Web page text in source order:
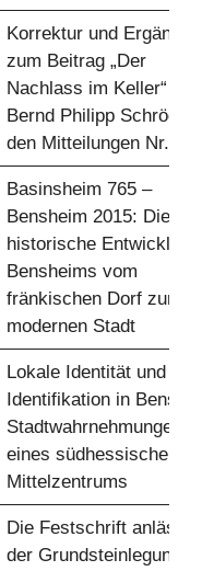
Korrektur und
zum Beitrag „Der
Nachlass im Keller“ von
Bernd Philipp Schröder
den Mitteilungen Nr.
Basinsheim 765 –
Bensheim 2015: Die
historische Entwicklung
Bensheims vom
fränkischen Dorf zur
modernen Stadt
Lokale Identität und
Identifikation in
Stadtwahrnehmungen
eines südhessischen
Mittelzentrums
Die Festschrift
der Grundsteinlegung